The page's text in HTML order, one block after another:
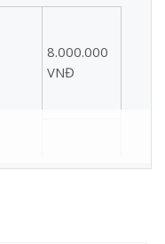
8.000.000
VNĐ
12.500.000